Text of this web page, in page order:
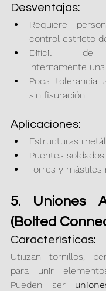
Desventajas:
Requiere
control estricto
Difícil de
internamente
Poca tolerancia
sin fisuración.
Aplicaciones:
Estructuras
Puentes soldados.
Torres y mástiles
5. Uniones
(Bolted
Características:
Utilizan tornillos,
para unir
Pueden ser